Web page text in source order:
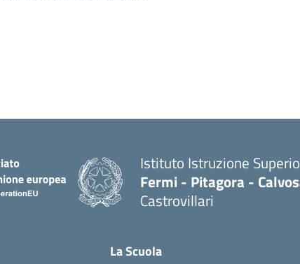
Istituto Istruzione
Fermi - Pitagora -
Castrovillari
La Scuola